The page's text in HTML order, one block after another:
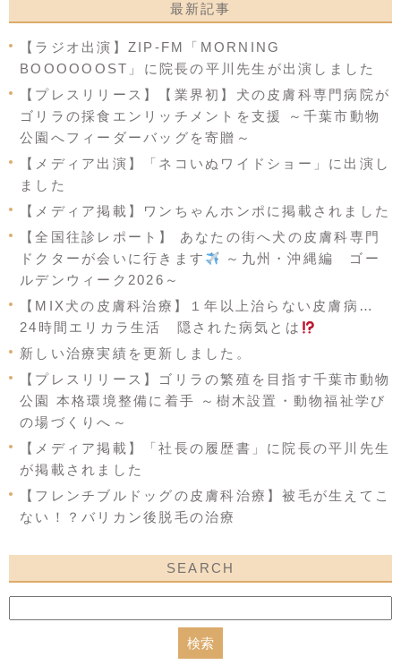
最新記事
【ラジオ出演】ZIP-FM「MORNING
BOOOOOOST」に院長の平川先生が出演しました
【プレスリリース】【業界初】犬の皮膚科専門病院が
ゴリラの採食エンリッチメントを支援 ～千葉市動物
公園へフィーダーバッグを寄贈～
【メディア出演】「ネコいぬワイドショー」に出演し
ました
【メディア掲載】ワンちゃんホンポに掲載されました
【全国往診レポート】 あなたの街へ犬の皮膚科専門
ドクターが会いに行きます
～九州・沖縄編 ゴー
ルデンウィーク2026～
【MIX犬の皮膚科治療】１年以上治らない皮膚病…
24時間エリカラ生活 隠された病気とは
新しい治療実績を更新しました。
【プレスリリース】ゴリラの繁殖を目指す千葉市動物
公園 本格環境整備に着手 ～樹木設置・動物福祉学び
の場づくりへ～
【メディア掲載】「社長の履歴書」に院長の平川先生
が掲載されました
【フレンチブルドッグの皮膚科治療】被毛が生えてこ
ない！？バリカン後脱毛の治療
SEARCH